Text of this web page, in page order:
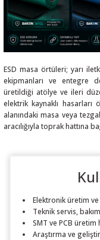
ESD masa örtüleri; yarı
ekipmanları ve entegre
üretildiği atölye ve ileri
elektrik kaynaklı hasarları
alanındaki masa veya
aracılığıyla toprak hattına
Elektronik üretim
Teknik servis,
SMT ve PCB üretim
Araştırma ve